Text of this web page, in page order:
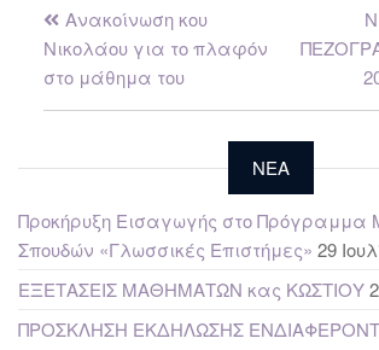
Ανακοίνωση κου
Νικολάου για το πλαφόν
στο μάθημα του
NEA
Προκήρυξη Εισαγωγής στο Πρόγραμμα
Σπουδών «Γλωσσικές Επιστήμες» 29
ΕΞΕΤΑΣΕΙΣ ΜΑΘΗΜΑΤΩΝ κας ΚΩΣΤΙΟΥ
ΠΡΟΣΚΛΗΣΗ ΕΚΔΗΛΩΣΗΣ